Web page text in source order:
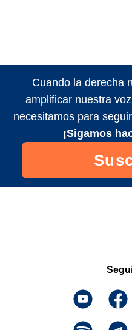
Cuando la derecha
amplificar nuestra
necesitamos para
¡Sigamos